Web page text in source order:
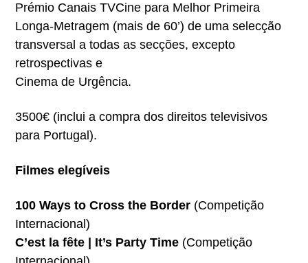
Prémio Canais TVCine para Melhor Primeira
Longa-Metragem (mais de 60’) de uma selecção
transversal a todas as secções, excepto
retrospectivas e
Cinema de Urgência.
3500€ (inclui a compra dos direitos televisivos
para Portugal).
Filmes elegíveis
100 Ways to Cross the Border (Competição
Internacional)
C’est la fête | It’s Party Time (Competição